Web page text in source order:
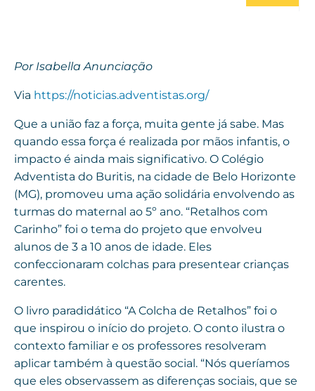
Por Isabella Anunciação
Via https://noticias.adventistas.org/
Que a união faz a força, muita gente já sabe. Mas
quando essa força é realizada por mãos infantis, o
impacto é ainda mais significativo. O Colégio
Adventista do Buritis, na cidade de Belo Horizonte
(MG), promoveu uma ação solidária envolvendo as
turmas do maternal ao 5º ano. “Retalhos com
Carinho” foi o tema do projeto que envolveu
alunos de 3 a 10 anos de idade. Eles
confeccionaram colchas para presentear crianças
carentes.
O livro paradidático “A Colcha de Retalhos” foi o
que inspirou o início do projeto. O conto ilustra o
contexto familiar e os professores resolveram
aplicar também à questão social. “Nós queríamos
que eles observassem as diferenças sociais, que se